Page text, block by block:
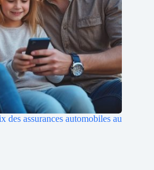
des assurances automobiles au